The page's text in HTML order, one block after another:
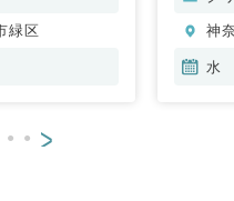
緑区
神
水
>